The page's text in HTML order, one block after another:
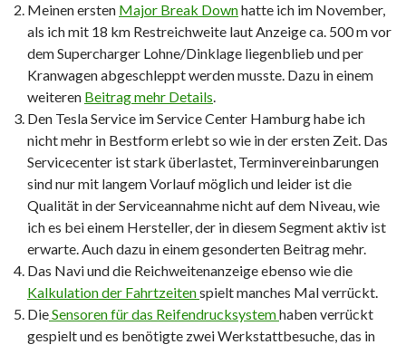
Meinen ersten Major Break Downhatte ich im November,
als ich mit 18 km Restreichweite laut Anzeige ca. 500 m vor
dem Supercharger Lohne/Dinklage liegenblieb und per
Kranwagen abgeschleppt werden musste. Dazu in einem
weiteren Beitrag mehr Details.
Den Tesla Service im Service Center Hamburg habe ich
nicht mehr in Bestform erlebt so wie in der ersten Zeit. Das
Servicecenter ist stark überlastet, Terminvereinbarungen
sind nur mit langem Vorlauf möglich und leider ist die
Qualität in der Serviceannahme nicht auf dem Niveau, wie
ich es bei einem Hersteller, der in diesem Segment aktiv ist
erwarte. Auch dazu in einem gesonderten Beitrag mehr.
Das Navi und die Reichweitenanzeige ebenso wie die
Kalkulation der Fahrtzeitenspielt manches Mal verrückt.
DieSensoren für das Reifendrucksystemhaben verrückt
gespielt und es benötigte zwei Werkstattbesuche, das in